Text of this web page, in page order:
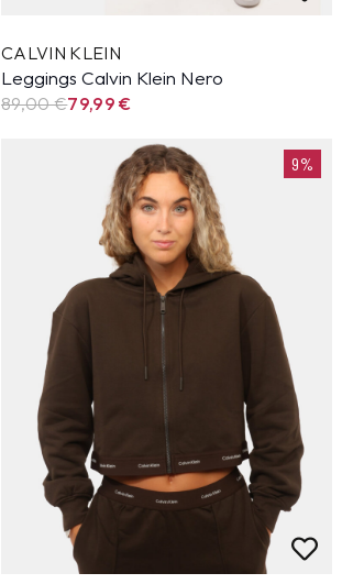
CALVIN KLEIN
Leggings Calvin Klein Nero
89,00 €79,99€
9%